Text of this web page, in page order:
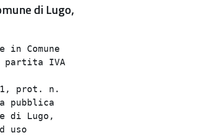
di Lugo,
in Comune
70 - partita IVA
61H25 D121Z.
4/7/2001, prot. n.
acqua pubblica
comune di Lugo,
l/s 0,26, ad uso